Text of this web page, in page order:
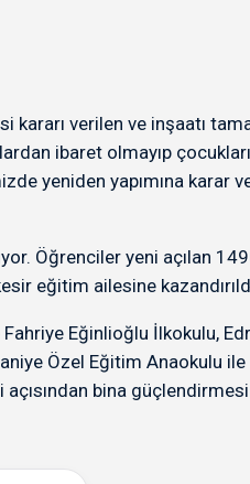
verilen ve inşaatı
ibaret olmayıp
yeniden yapımına karar
Öğrenciler yeni açılan
eğitim ailesine
Eğinlioğlu İlkokulu,
Özel Eğitim Anaokulu
bina